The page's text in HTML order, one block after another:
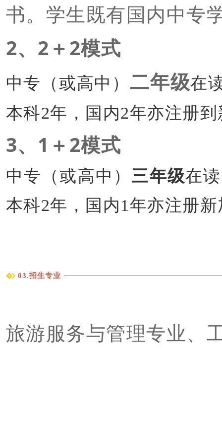
书。学生既有国内中专
2、2＋2模式
中专（或高中） 二年级在
本科2年，国内2年亦注册
3、1＋2模式
中专（或高中） 三年级在
本科2年，国内1年亦注册
03.招生专业
旅游服务与管理专业、